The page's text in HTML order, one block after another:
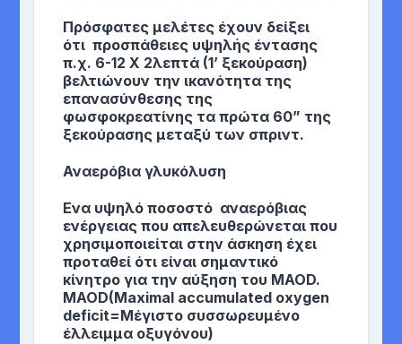
Πρόσφατες μελέτες έχουν δείξει
ότι προσπάθειες υψηλής έντασης
π.χ. 6-12 Χ 2λεπτά (1’ ξεκούραση)
βελτιώνουν την ικανότητα της
επανασύνθεσης της
φωσφοκρεατίνης τα πρώτα 60” της
ξεκούρασης μεταξύ των σπριντ.
Αναερόβια γλυκόλυση
Ενα υψηλό ποσοστό αναερόβιας
ενέργειας που απελευθερώνεται που
χρησιμοποιείται στην άσκηση έχει
προταθεί ότι είναι σημαντικό
κίνητρο για την αύξηση του MAOD.
MAOD(Maximal accumulated oxygen
deficit=Μέγιστο συσσωρευμένο
έλλειμμα οξυγόνου)